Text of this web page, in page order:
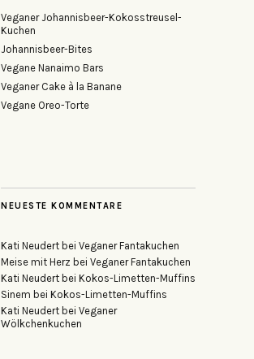
Veganer Johannisbeer-Kokosstreusel-
Kuchen
Johannisbeer-Bites
Vegane Nanaimo Bars
Veganer Cake à la Banane
Vegane Oreo-Torte
NEUESTE KOMMENTARE
Kati Neudert bei Veganer Fantakuchen
Meise mit Herz bei Veganer Fantakuchen
Kati Neudert bei Kokos-Limetten-Muffins
Sinem bei Kokos-Limetten-Muffins
Kati Neudert bei Veganer
Wölkchenkuchen